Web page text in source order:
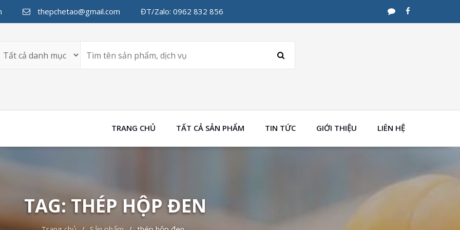
thepchetao@gmail.com ĐT/Zalo: 0962 832 856
TRANG CHỦ TẤT CẢ SẢN PHẨM TIN TỨC GIỚI THIỆU LIÊN HỆ
TAG: THÉP HỘP ĐEN